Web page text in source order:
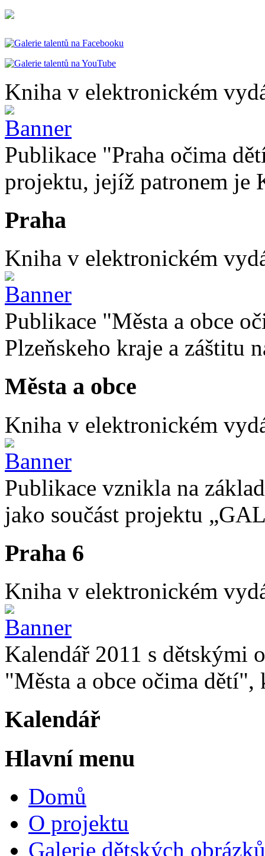
Kniha v elektronickém
Publikace "Praha očima
projektu, jejíž patronem je
Praha
Kniha v elektronickém
Publikace "Města a obce
Plzeňskeho kraje a záštitu
Města a obce
Kniha v elektronickém
Publikace vznikla na
jako součást projektu
Praha 6
Kniha v elektronickém
Kalendář 2011 s dětskými
"Města a obce očima
Kalendář
Hlavní menu
Domů
O projektu
Galerie dětských obrázků